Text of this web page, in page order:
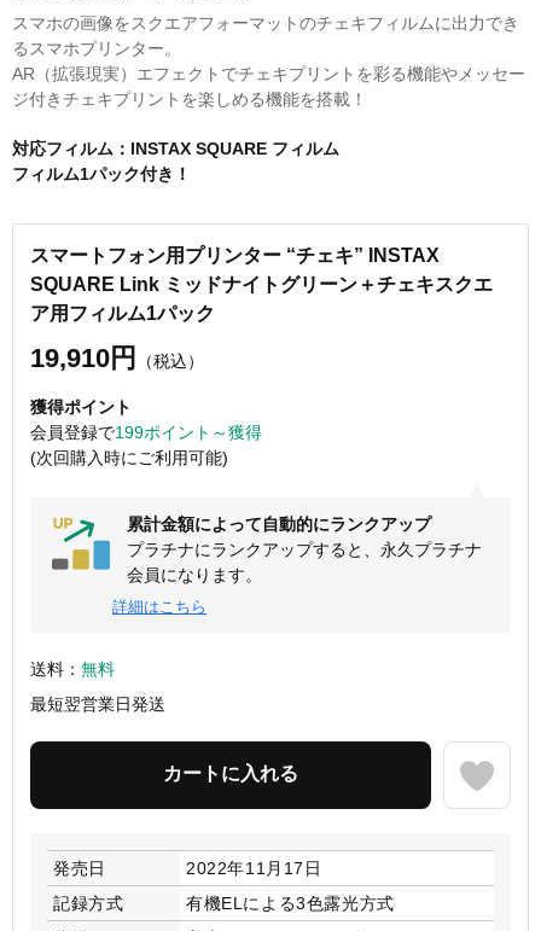
スマホの画像をスクエアフォーマットのチェキフィルムに出力でき
るスマホプリンター。
AR（拡張現実）エフェクトでチェキプリントを彩る機能やメッセー
ジ付きチェキプリントを楽しめる機能を搭載！
対応フィルム：INSTAX SQUARE フィルム
フィルム1パック付き！
スマートフォン用プリンター “チェキ” INSTAX
SQUARE Link ミッドナイトグリーン＋チェキスクエ
ア用フィルム1パック
19,910円 （税込）
獲得ポイント
会員登録で199ポイント～獲得
(次回購入時にご利用可能)
累計金額によって自動的にランクアップ
プラチナにランクアップすると、永久プラチナ
会員になります。
詳細はこちら
送料： 無料
最短翌営業日発送
発売日
2022年11月17日
記録方式
有機ELによる3色露光方式